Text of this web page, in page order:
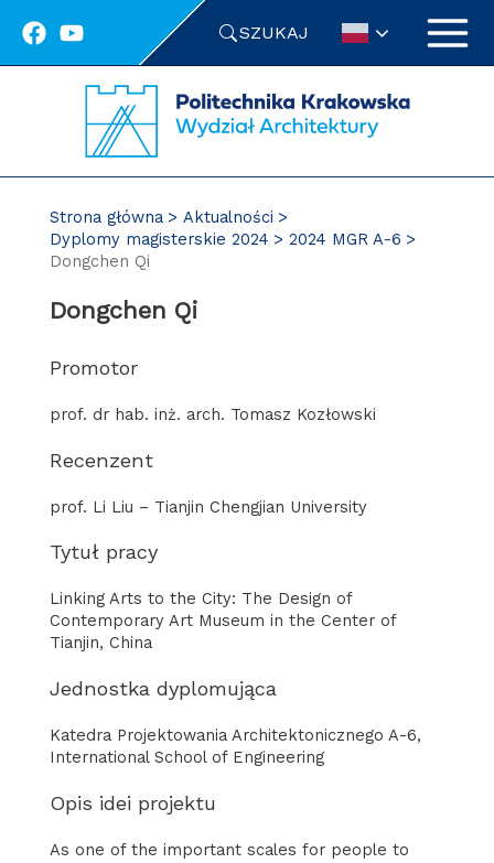
SZUKAJ
Strona główna
Aktualności
Dyplomy magisterskie 2024
2024 MGR A-6
Dongchen Qi
Dongchen Qi
Promotor
prof. dr hab. inż. arch. Tomasz Kozłowski
Recenzent
prof. Li Liu – Tianjin Chengjian University
Tytuł pracy
Linking Arts to the City: The Design of
Contemporary Art Museum in the Center of
Tianjin, China
Jednostka dyplomująca
Katedra Projektowania Architektonicznego A-6,
International School of Engineering
Opis idei projektu
As one of the important scales for people to